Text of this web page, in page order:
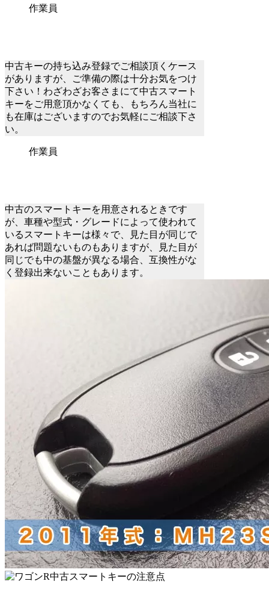
作業員
中古キーの持ち込み登録でご相談頂くケース
がありますが、ご準備の際は十分お気をつけ
下さい！わざわざお客さまにて中古スマート
キーをご用意頂かなくても、もちろん当社に
も在庫はございますのでお気軽にご相談下さ
い。
作業員
中古のスマートキーを用意されるときです
が、車種や型式・グレードによって使われて
いるスマートキーは様々で、見た目が同じで
あれば問題ないものもありますが、見た目が
同じでも中の基盤が異なる場合、互換性がな
く登録出来ないこともあります。